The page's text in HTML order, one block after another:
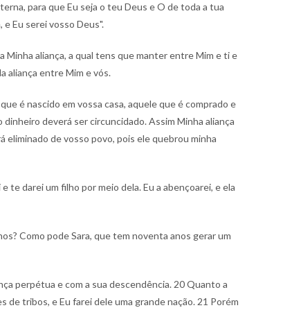
para que Eu seja o teu Deus e O de toda a tua
Eu serei vosso Deus".
Minha aliança, a qual tens que manter entre Mim e ti e
aliança entre Mim e vós.
é nascido em vossa casa, aquele que é comprado e
deverá ser circuncidado. Assim Minha aliança
de vosso povo, pois ele quebrou minha
te darei um filho por meio dela. Eu a abençoarei, e ela
Como pode Sara, que tem noventa anos gerar um
perpétua e com a sua descendência. 20 Quanto a
de tribos, e Eu farei dele uma grande nação. 21 Porém